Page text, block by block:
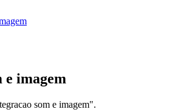
e imagem
som e imagem".